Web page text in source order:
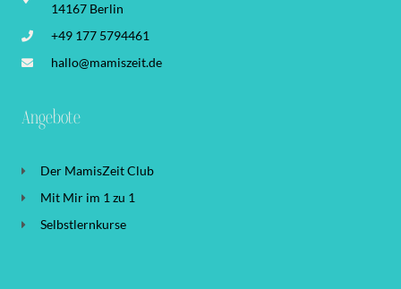
14167 Berlin
+49 177 5794461
hallo@mamiszeit.de
Angebote
Der MamisZeit Club
Mit Mir im 1 zu 1
Selbstlernkurse